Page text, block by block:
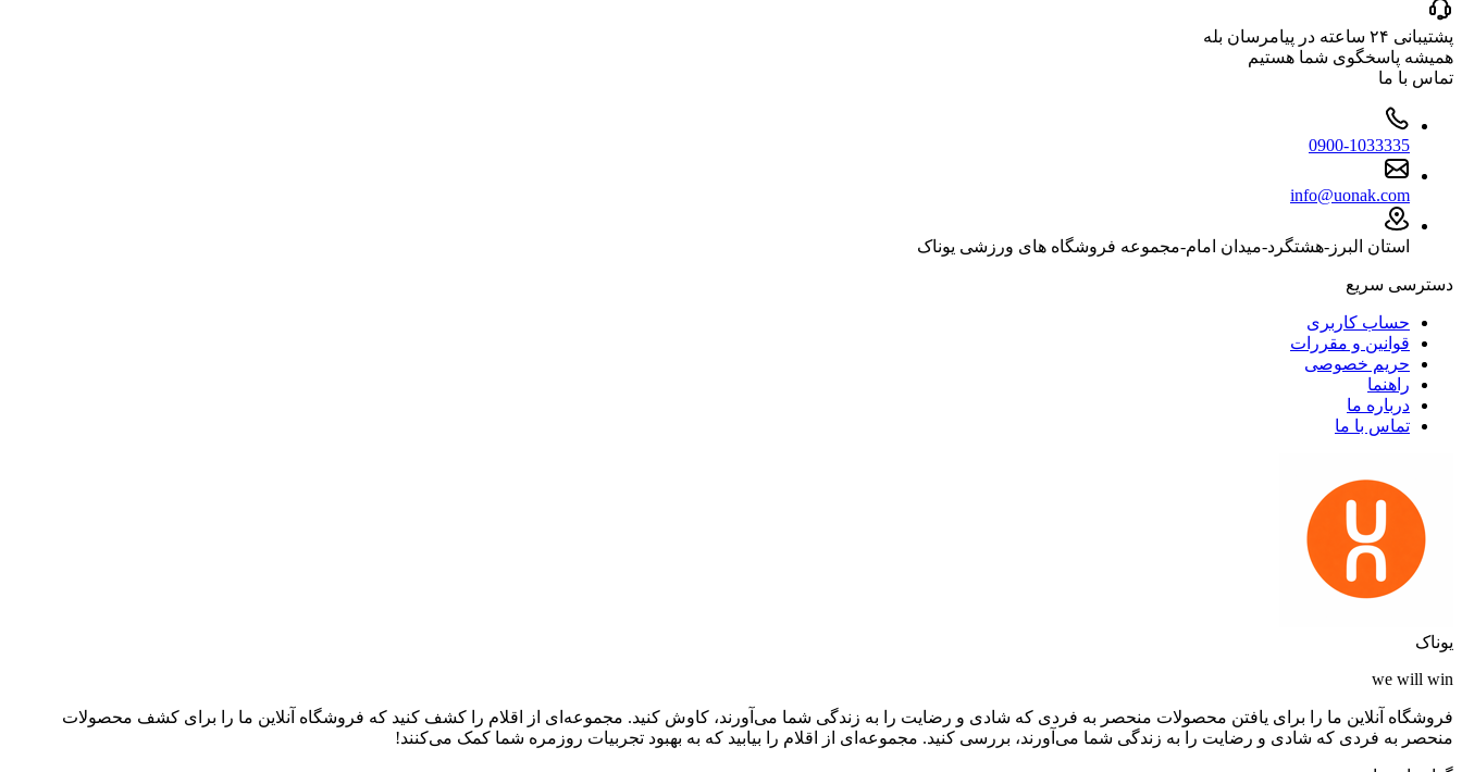
پشتیبانی ۲۴ ساعته در پیامرسان بله
همیشه پاسخگوی شما هستیم
تماس با ما
0900-1033335
info@uonak.com
استان البرز-هشتگرد-میدان امام-مجموعه فروشگاه های ورزشی یوناک
دسترسی سریع
حساب کاربری
قوانین و مقررات
حریم خصوصی
راهنما
درباره ما
تماس با ما
یوناک
we will win
فروشگاه آنلاین ما را برای یافتن محصولات منحصر به فردی که شادی و رضایت را به زندگی شما می‌آورند، کاوش کنید. مجموعه‌ای از اقلام را کشف کنید که فروشگاه آنلاین ما را برای کشف محصولات
منحصر به فردی که شادی و رضایت را به زندگی شما می‌آورند، بررسی کنید. مجموعه‌ای از اقلام را بیابید که به بهبود تجربیات روزمره شما کمک می‌کنند!